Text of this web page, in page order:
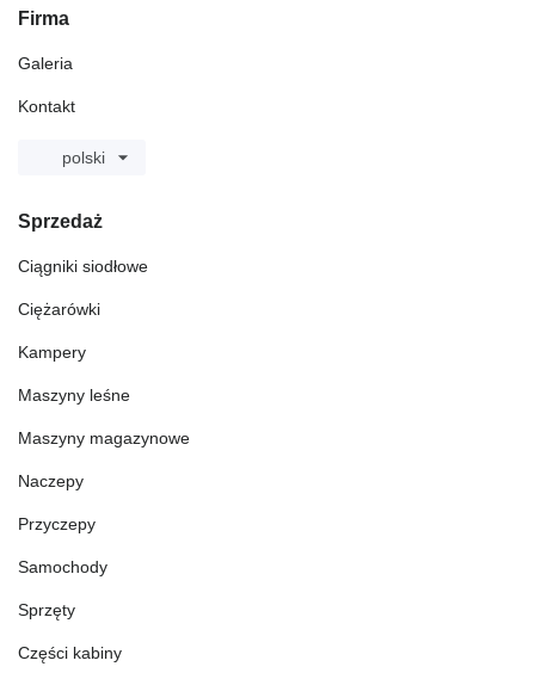
Firma
Galeria
Kontakt
polski
Sprzedaż
Ciągniki siodłowe
Ciężarówki
Kampery
Maszyny leśne
Maszyny magazynowe
Naczepy
Przyczepy
Samochody
Sprzęty
Części kabiny